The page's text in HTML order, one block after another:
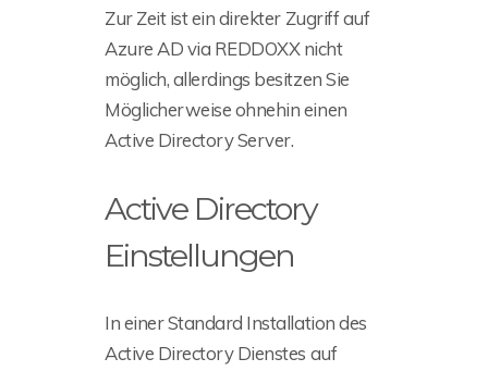
Zur Zeit ist ein direkter Zugriff auf
Azure AD via REDDOXX nicht
möglich, allerdings besitzen Sie
Möglicherweise ohnehin einen
Active Directory Server.
Active Directory
Einstellungen
In einer Standard Installation des
Active Directory Dienstes auf